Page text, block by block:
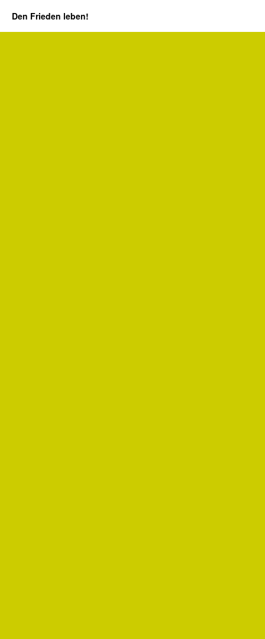
Den Frieden leben!